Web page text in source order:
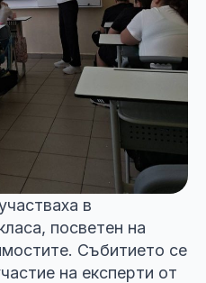
в
посветен на
Събитието се
на експерти от